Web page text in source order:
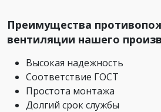
Преимущества
вентиляции нашего
Высокая надежность
Соответствие ГОСТ
Простота монтажа
Долгий срок службы